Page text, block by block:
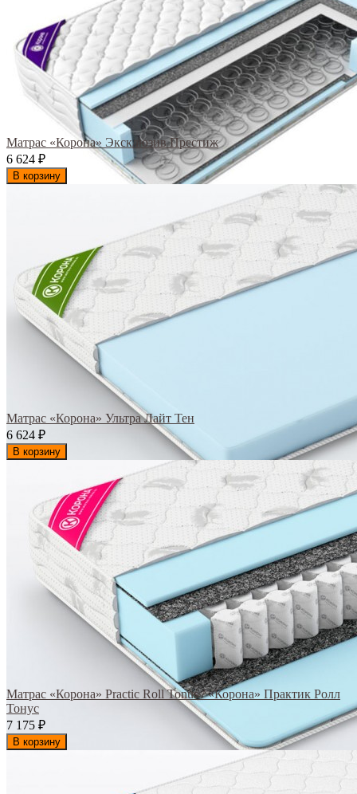
Матрас «Корона» Эксклюзив Престиж
6 624 ₽
В корзину
Матрас «Корона» Ультра Лайт Тен
6 624 ₽
В корзину
Матрас «Корона» Practic Roll Tonus / «Корона» Практик Ролл
Тонус
7 175 ₽
В корзину